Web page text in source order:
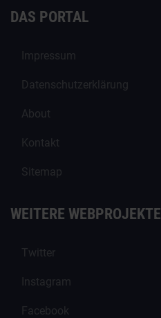
DAS PORTAL
Impressum
Datenschutzerklärung
About
Kontakt
Sitemap
WEITERE WEBPROJEKTE
Twitter
Instagram
Facebook